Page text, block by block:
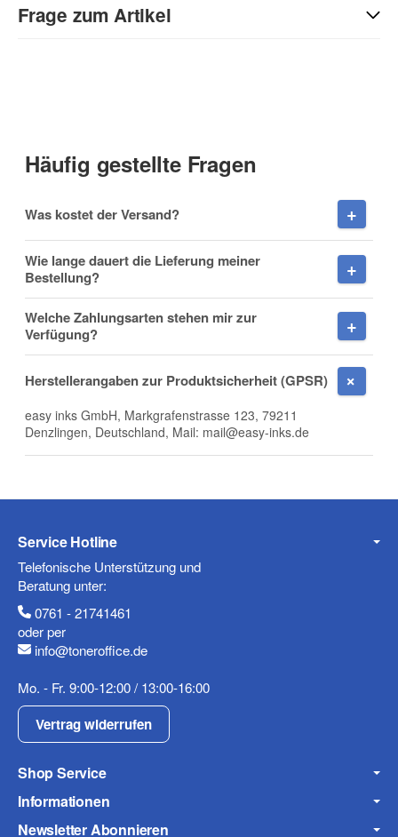
Sie Anderen bei der Kaufentscheidung:
Frage zum Artikel
Nachname
Firma
Telefon
Mobiltelefon
Fax
Häufig gestellte Fragen
Was kostet der Versand?
Wie lange dauert die Lieferung meiner
Bestellung?
Welche Zahlungsarten stehen mir zur
Verfügung?
Herstellerangaben zur Produktsicherheit (GPSR)
easy inks GmbH, Markgrafenstrasse 123, 79211
Denzlingen, Deutschland, Mail: mail@easy-inks.de
Service Hotline
Telefonische Unterstützung und
Beratung unter:
0761 - 21741461
oder per
info@toneroffice.de
Mo. - Fr. 9:00-12:00 / 13:00-16:00
Vertrag widerrufen
Shop Service
Informationen
Newsletter Abonnieren